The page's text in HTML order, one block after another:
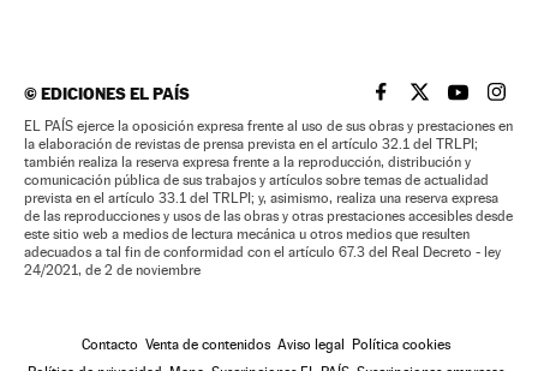
©EDICIONES EL PAÍS EL PAÍS BRASIL EN
EL PAÍSEL PAÍS
EL
EL PAÍS ejerce la oposición expresa frente al uso de sus obras y prestaciones en
la elaboración de revistas de prensa prevista en el artículo 32.1 del TRLPI;
también realiza la reserva expresa frente a la reproducción, distribución y
comunicación pública de sus trabajos y artículos sobre temas de actualidad
prevista en el artículo 33.1 del TRLPI; y, asimismo, realiza una reserva expresa
de las reproducciones y usos de las obras y otras prestaciones accesibles desde
este sitio web a medios de lectura mecánica u otros medios que resulten
adecuados a tal fin de conformidad con el artículo 67.3 del Real Decreto - ley
24/2021, de 2 de noviembre
Contacto Venta de contenidos Aviso legal
Política cookies